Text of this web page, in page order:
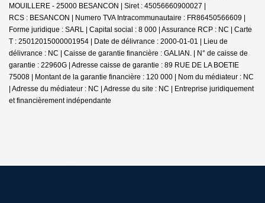
MOUILLERE - 25000 BESANCON | Siret : 45056660900027 |
RCS : BESANCON | Numero TVA Intracommunautaire : FR86450566609 |
Forme juridique : SARL | Capital social : 8 000 | Assurance RCP : NC | Carte
T : 25012015000001954 | Date de délivrance : 2000-01-01 | Lieu de
délivrance : NC | Caisse de garantie financière : GALIAN. | N° de caisse de
garantie : 22960G | Adresse caisse de garantie : 89 RUE DE LA BOETIE
75008 | Montant de la garantie financière : 120 000 | Nom du médiateur : NC
| Adresse du médiateur : NC | Adresse du site : NC | Entreprise juridiquement
et financièrement indépendante